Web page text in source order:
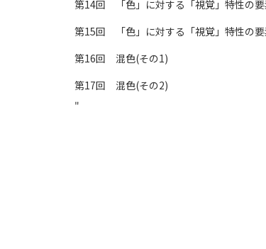
第14回 「色」に対する「視覚」特性の
第15回 「色」に対する「視覚」特性の要
第16回 混色(その1)
第17回 混色(その2)
"